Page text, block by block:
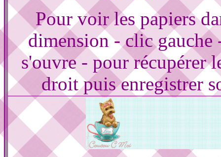
Pour voir les papiers
dimension - clic gauche
s'ouvre - pour récupérer
droit puis enregistrer